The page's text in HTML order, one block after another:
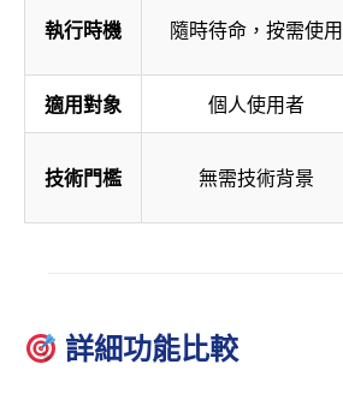
執行時機 隨時待命，按需使用
適用對象 個人使用者
技術門檻 無需技術背景
詳細功能比較